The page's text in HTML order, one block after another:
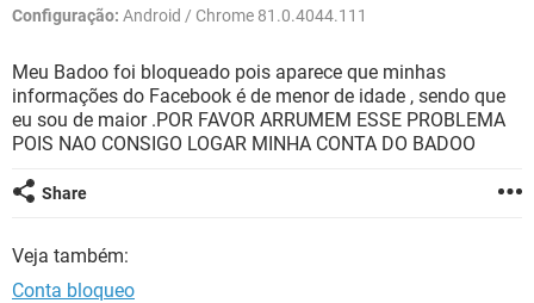
INSTAGRAM GMAIL
GUIA DE COMPRAS
Configuração: Android / Chrome 81.0.4044.111
Meu Badoo foi bloqueado pois aparece que minhas
informações do Facebook é de menor de idade , sendo que
eu sou de maior .POR FAVOR ARRUMEM ESSE PROBLEMA
POIS NAO CONSIGO LOGAR MINHA CONTA DO BADOO
Share
Veja também:
Conta bloqueo